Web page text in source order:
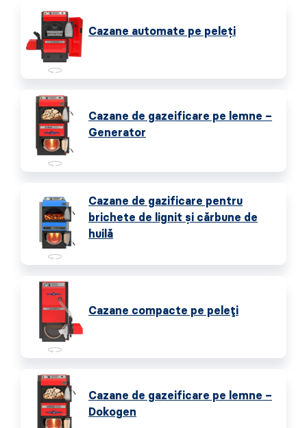
Cazane automate pe peleţi
Cazane de gazeificare pe lemne –
Generator
Cazane de gazificare pentru
brichete de lignit și cărbune de
huilă
Cazane compacte pe peleți
Cazane de gazeificare pe lemne –
Dokogen